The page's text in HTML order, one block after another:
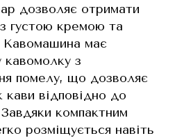
дозволяє отримати
густою кремою та
Кавомашина має
кавомолку з
помелу, що дозволяє
відповідно до
компактним
розміщується навіть